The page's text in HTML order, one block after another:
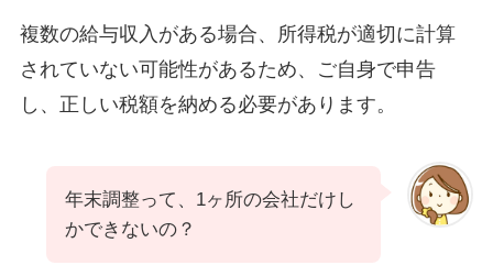
複数の給与収入がある場合、所得税が適切に計算
されていない可能性があるため、ご自身で申告
し、正しい税額を納める必要があります。
年末調整って、1ヶ所の会社だけし
かできないの？